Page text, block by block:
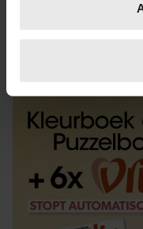
scannen op
verwerkt en stel uw
intrekken in de
We gebruiken
personaliseren, om
en om ons
informatie over uw
partners voor social